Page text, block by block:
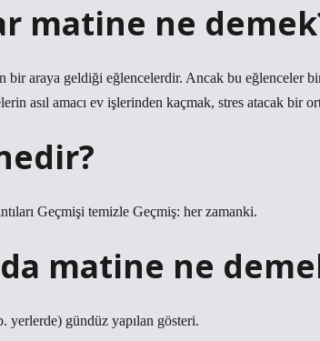
matine ne
bir araya geldiği eğlencelerdir. Ancak bu eğlenceler
asıl amacı ev işlerinden kaçmak, stres atacak bir
Geçmişi temizle Geçmiş: her zamanki.
matine ne
yerlerde) gündüz yapılan gösteri.